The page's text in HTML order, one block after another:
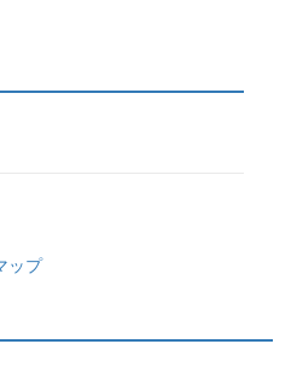
ップ